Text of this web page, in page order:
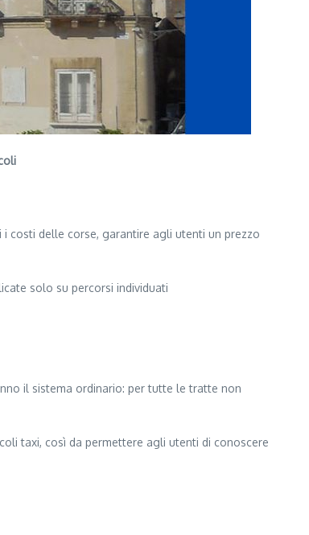
costi delle corse, garantire agli utenti un prezzo
solo su percorsi individuati
il sistema ordinario: per tutte le tratte non
taxi, così da permettere agli utenti di conoscere